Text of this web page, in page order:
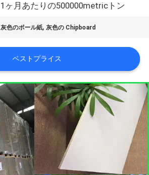
1ヶ月あたりの500000metricトン
灰色のボール紙,灰色の Chipboard
ベストプライス